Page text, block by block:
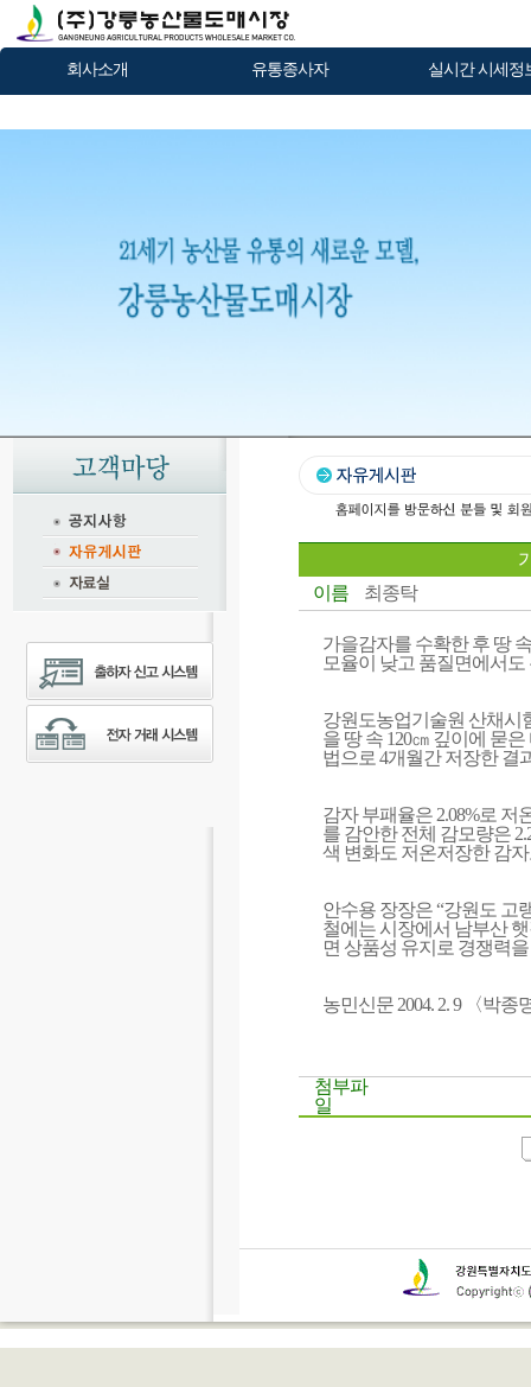
회사소개 유통종사자 실시간 시세정
이름
최종탁
가을감자를 수확한 후 땅
모율이 낮고 품질면에서
강원도농업기술원 산채시
을 땅 속 120㎝ 깊이에 묻
법으로 4개월간 저장한 결
감자 부패율은 2.08%로 저
를 감안한 전체 감모량은
색 변화도 저온저장한 감
안수용 장장은 “강원도 고
철에는 시장에서 남부산
면 상품성 유지로 경쟁력
농민신문 2004. 2. 9 〈박종
첨부파
일